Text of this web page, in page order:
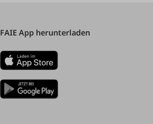
FAIE App herunterladen